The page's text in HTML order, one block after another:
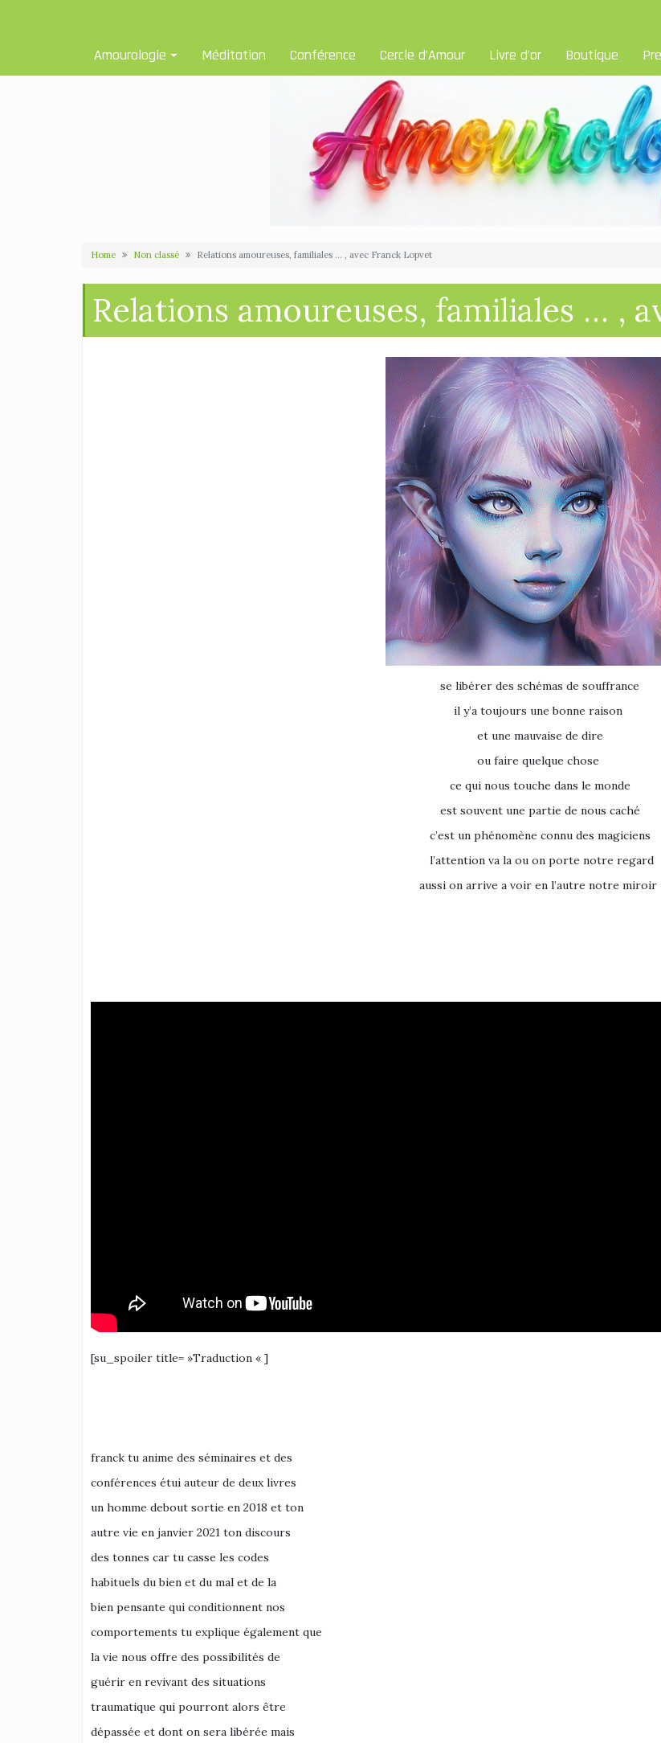
Amourologie Méditation Conférence Cercle d’Amour Livre d’or Boutique
Home Non classé Relations amoureuses, familiales … , avec Franck Lopvet
Relations amoureuses, familiales … ,
se libérer des schémas de souffrance
il y’a toujours une bonne raison
et une mauvaise de dire
ou faire quelque chose
ce qui nous touche dans le monde
est souvent une partie de nous caché
c’est un phénomène connu des magiciens
l’attention va la ou on porte notre regard
aussi on arrive a voir en l’autre notre miroir
[su_spoiler title= »Traduction « ]
franck tu anime des séminaires et des
conférences étui auteur de deux livres
un homme debout sortie en 2018 et ton
autre vie en janvier 2021 ton discours
des tonnes car tu casse les codes
habituels du bien et du mal et de la
bien pensante qui conditionnent nos
comportements tu explique également que
la vie nous offre des possibilités de
guérir en revivant des situations
traumatique qui pourront alors être
dépassée et dont on sera libérée mais